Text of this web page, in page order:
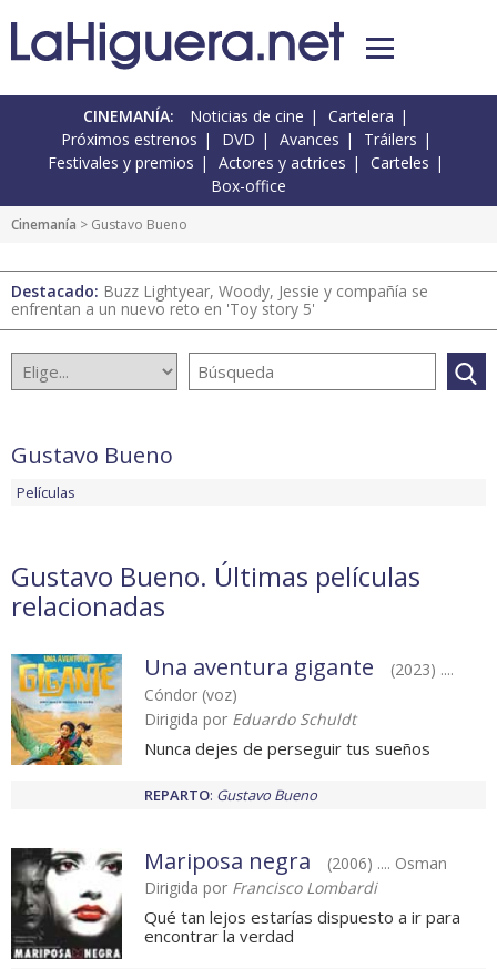
CINEMANÍA: Noticias de cine
Cartelera
Próximos estrenos
DVD Avances
Tráilers
Festivales y premios
Actores y actrices
Carteles
Box-office
Cinemanía > Gustavo Bueno
Destacado: Buzz Lightyear, Woody, Jessie y compañía se
enfrentan a un nuevo reto en 'Toy story 5'
Gustavo Bueno
Películas
Gustavo Bueno. Últimas películas
relacionadas
Una aventura gigante
(2023) ....
Cóndor (voz)
Dirigida por Eduardo Schuldt
Nunca dejes de perseguir tus sueños
REPARTO: Gustavo Bueno
Mariposa negra
(2006) .... Osman
Dirigida por Francisco Lombardi
Qué tan lejos estarías dispuesto a ir para
encontrar la verdad